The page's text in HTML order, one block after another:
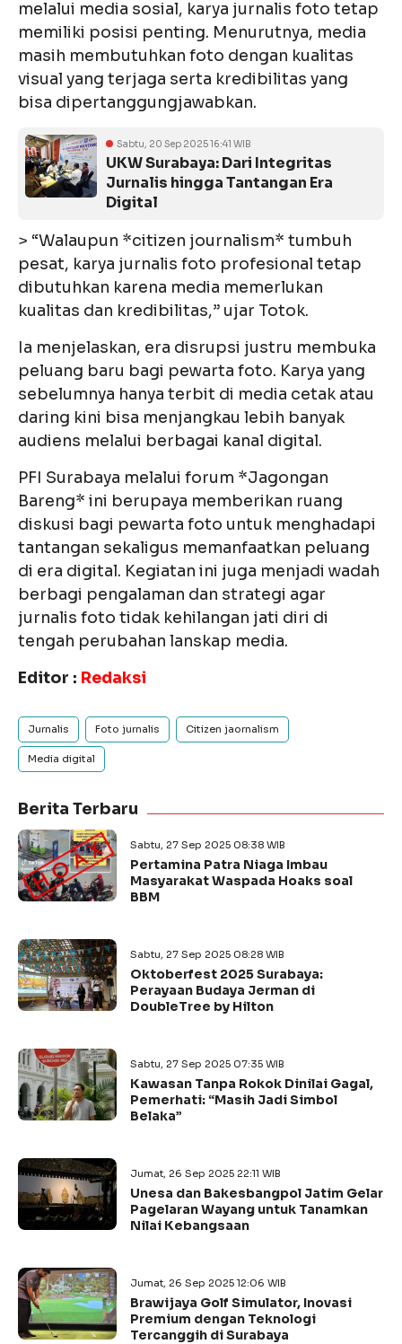
melalui media sosial, karya jurnalis foto tetap
memiliki posisi penting. Menurutnya, media
masih membutuhkan foto dengan kualitas
visual yang terjaga serta kredibilitas yang
bisa dipertanggungjawabkan.
Sabtu, 20 Sep 2025 16:41 WIB
UKW Surabaya: Dari Integritas
Jurnalis hingga Tantangan Era
Digital
> “Walaupun *citizen journalism* tumbuh
pesat, karya jurnalis foto profesional tetap
dibutuhkan karena media memerlukan
kualitas dan kredibilitas,” ujar Totok.
Ia menjelaskan, era disrupsi justru membuka
peluang baru bagi pewarta foto. Karya yang
sebelumnya hanya terbit di media cetak atau
daring kini bisa menjangkau lebih banyak
audiens melalui berbagai kanal digital.
PFI Surabaya melalui forum *Jagongan
Bareng* ini berupaya memberikan ruang
diskusi bagi pewarta foto untuk menghadapi
tantangan sekaligus memanfaatkan peluang
di era digital. Kegiatan ini juga menjadi wadah
berbagi pengalaman dan strategi agar
jurnalis foto tidak kehilangan jati diri di
tengah perubahan lanskap media.
Editor : Redaksi
Jurnalis Foto jurnalis Citizen jaornalism
Media digital
Berita Terbaru
Sabtu, 27 Sep 2025 08:38 WIB
Pertamina Patra Niaga Imbau
Masyarakat Waspada Hoaks soal
BBM
Sabtu, 27 Sep 2025 08:28 WIB
Oktoberfest 2025 Surabaya:
Perayaan Budaya Jerman di
DoubleTree by Hilton
Sabtu, 27 Sep 2025 07:35 WIB
Kawasan Tanpa Rokok Dinilai Gagal,
Pemerhati: “Masih Jadi Simbol
Belaka”
Jumat, 26 Sep 2025 22:11 WIB
Unesa dan Bakesbangpol Jatim Gelar
Pagelaran Wayang untuk Tanamkan
Nilai Kebangsaan
Jumat, 26 Sep 2025 12:06 WIB
Brawijaya Golf Simulator, Inovasi
Premium dengan Teknologi
Tercanggih di Surabaya